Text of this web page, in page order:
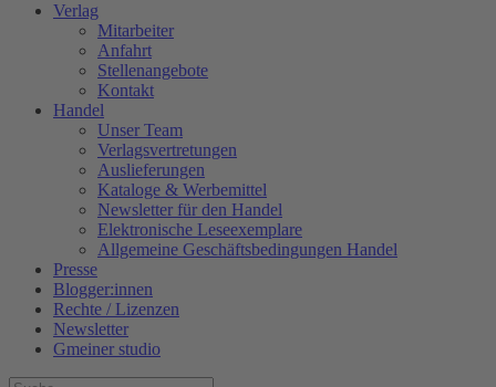
Verlag
Mitarbeiter
Anfahrt
Stellenangebote
Kontakt
Handel
Unser Team
Verlagsvertretungen
Auslieferungen
Kataloge & Werbemittel
Newsletter für den Handel
Elektronische Leseexemplare
Allgemeine Geschäftsbedingungen Handel
Presse
Blogger:innen
Rechte / Lizenzen
Newsletter
Gmeiner studio